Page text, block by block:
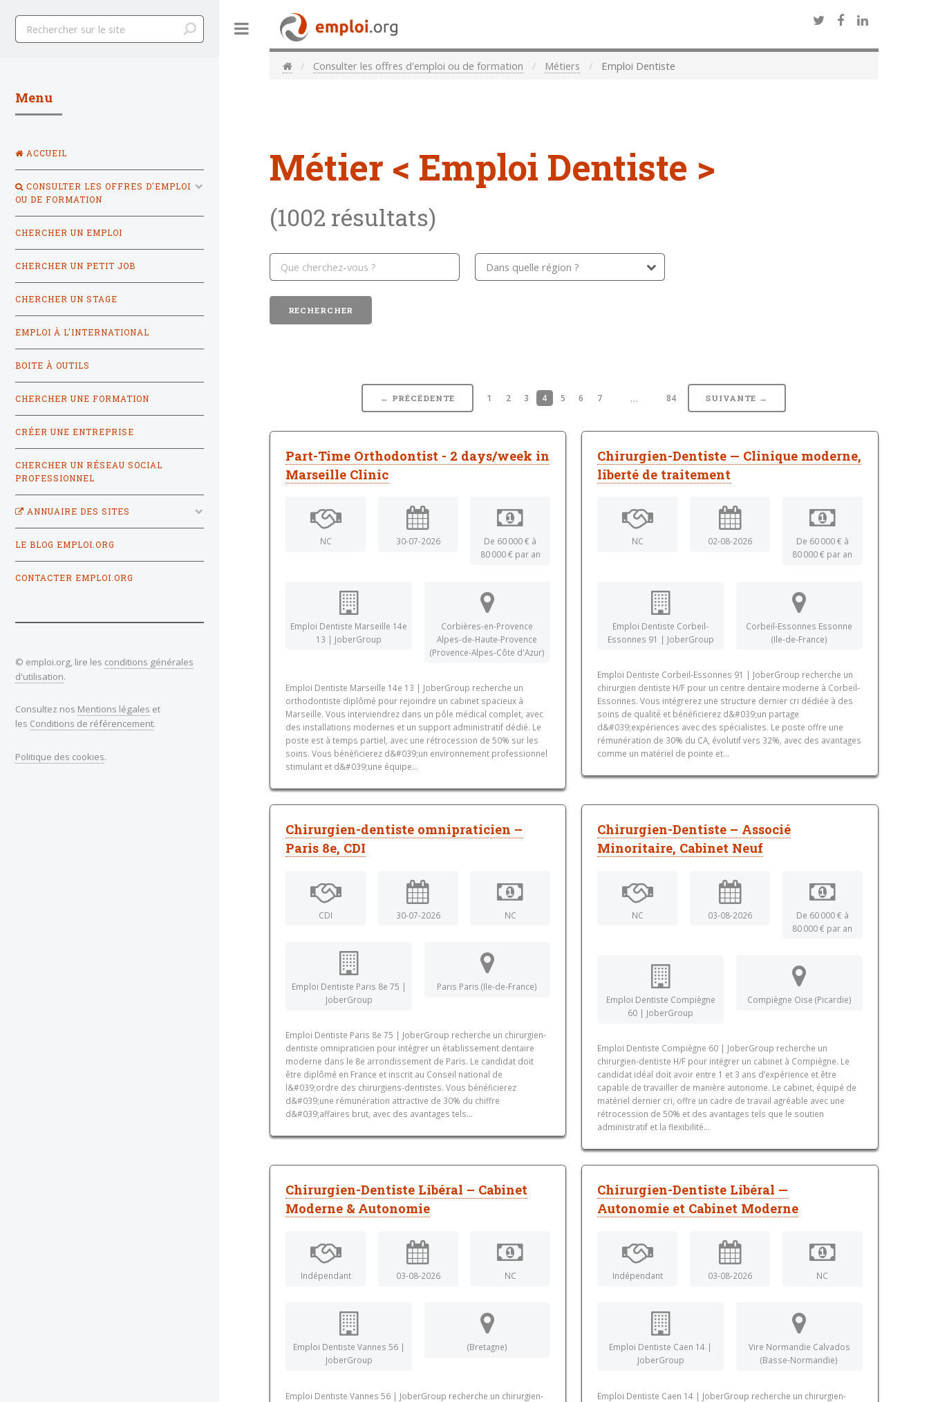
Consulter les offres d'emploi ou de formation Métiers Emploi Dentiste
Métier < Emploi Dentiste >
(1002 résultats)
← PRÉCÉDENTE 1 2 3 4 5 6 7 … 84 SUIVANTE →
Part-Time Orthodontist - 2 days/week in
Marseille Clinic
NC 30-07-2026
De 60 000 € à
80 000 € par an
Emploi Dentiste Marseille 14e
13 | JoberGroup
Corbières-en-Provence
Alpes-de-Haute-Provence
(Provence-Alpes-Côte d'Azur)
Emploi Dentiste Marseille 14e 13 | JoberGroup recherche un
orthodontiste diplômé pour rejoindre un cabinet spacieux à
Marseille. Vous interviendrez dans un pôle médical complet, avec
des installations modernes et un support administratif dédié. Le
poste est à temps partiel, avec une rétrocession de 50% sur les
soins. Vous bénéficierez d&#039;un environnement professionnel
stimulant et d&#039;une équipe...
Chirurgien-Dentiste — Clinique moderne,
liberté de traitement
NC 02-08-2026
De 60 000 € à
80 000 € par an
Emploi Dentiste Corbeil-
Essonnes 91 | JoberGroup
Corbeil-Essonnes Essonne
(Ile-de-France)
Emploi Dentiste Corbeil-Essonnes 91 | JoberGroup recherche un
chirurgien dentiste H/F pour un centre dentaire moderne à Corbeil-
Essonnes. Vous intégrerez une structure dernier cri dédiée à des
soins de qualité et bénéficierez d&#039;un partage
d&#039;expériences avec des spécialistes. Le poste offre une
rémunération de 30% du CA, évolutif vers 32%, avec des avantages
comme un matériel de pointe et...
Chirurgien-dentiste omnipraticien –
Paris 8e, CDI
CDI 30-07-2026 NC
Emploi Dentiste Paris 8e 75 |
JoberGroup
Paris Paris (Ile-de-France)
Emploi Dentiste Paris 8e 75 | JoberGroup recherche un chirurgien-
dentiste omnipraticien pour intégrer un établissement dentaire
moderne dans le 8e arrondissement de Paris. Le candidat doit
être diplômé en France et inscrit au Conseil national de
l&#039;ordre des chirurgiens-dentistes. Vous bénéficierez
d&#039;une rémunération attractive de 30% du chiffre
d&#039;affaires brut, avec des avantages tels...
Chirurgien-Dentiste – Associé
Minoritaire, Cabinet Neuf
NC 03-08-2026
De 60 000 € à
80 000 € par an
Emploi Dentiste Compiègne
60 | JoberGroup
Compiègne Oise (Picardie)
Emploi Dentiste Compiègne 60 | JoberGroup recherche un
chirurgien-dentiste H/F pour intégrer un cabinet à Compiègne. Le
candidat idéal doit avoir entre 1 et 3 ans d’expérience et être
capable de travailler de manière autonome. Le cabinet, équipé de
matériel dernier cri, offre un cadre de travail agréable avec une
rétrocession de 50% et des avantages tels que le soutien
administratif et la flexibilité...
Chirurgien-Dentiste Libéral – Cabinet
Moderne & Autonomie
Indépendant 03-08-2026 NC
Emploi Dentiste Vannes 56 |
JoberGroup
(Bretagne)
Emploi Dentiste Vannes 56 | JoberGroup recherche un chirurgien-
Chirurgien-Dentiste Libéral —
Autonomie et Cabinet Moderne
Indépendant 03-08-2026 NC
Emploi Dentiste Caen 14 |
JoberGroup
Vire Normandie Calvados
(Basse-Normandie)
Emploi Dentiste Caen 14 | JoberGroup recherche un chirurgien-
Menu
ACCUEIL
CONSULTER LES OFFRES D'EMPLOI
OU DE FORMATION
CHERCHER UN EMPLOI
CHERCHER UN PETIT JOB
CHERCHER UN STAGE
EMPLOI À L'INTERNATIONAL
BOITE À OUTILS
CHERCHER UNE FORMATION
CRÉER UNE ENTREPRISE
CHERCHER UN RÉSEAU SOCIAL
PROFESSIONNEL
ANNUAIRE DES SITES
LE BLOG EMPLOI.ORG
CONTACTER EMPLOI.ORG
© emploi.org, lire les conditions générales
d'utilisation.
Consultez nos Mentions légales et
les Conditions de référencement.
Politique des cookies.
Toggle